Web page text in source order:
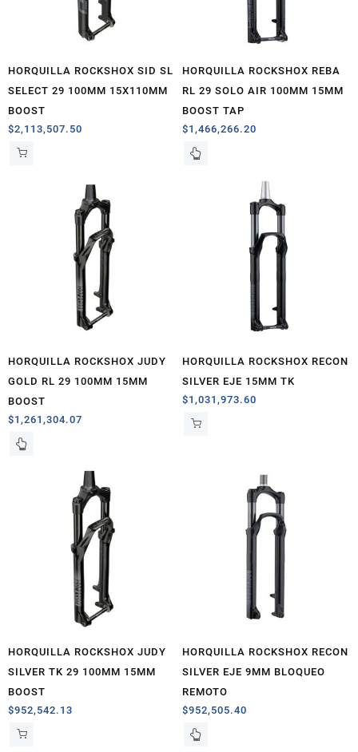
HORQUILLA ROCKSHOX SID SL
SELECT 29 100MM 15X110MM
BOOST
$2,113,507.50
HORQUILLA ROCKSHOX REBA
RL 29 SOLO AIR 100MM 15MM
BOOST TAP
$1,466,266.20
HORQUILLA ROCKSHOX JUDY
GOLD RL 29 100MM 15MM
BOOST
$1,261,304.07
HORQUILLA ROCKSHOX RECON
SILVER EJE 15MM TK
$1,031,973.60
HORQUILLA ROCKSHOX JUDY
SILVER TK 29 100MM 15MM
BOOST
$952,542.13
HORQUILLA ROCKSHOX RECON
SILVER EJE 9MM BLOQUEO
REMOTO
$952,505.40